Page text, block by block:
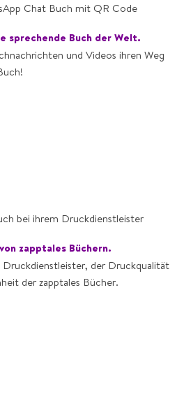
sprechende Buch der Welt.
und Videos ihren Weg
zapptales Büchern.
Druckdienstleister, der Druckqualität
der zapptales Bücher.